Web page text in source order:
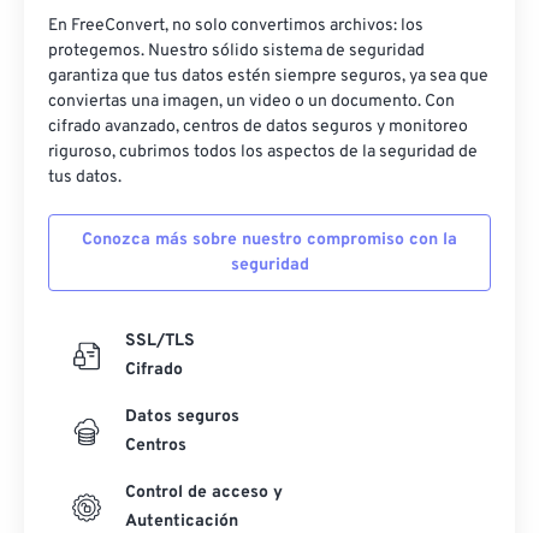
En FreeConvert, no solo convertimos archivos: los
protegemos. Nuestro sólido sistema de seguridad
garantiza que tus datos estén siempre seguros, ya sea que
conviertas una imagen, un video o un documento. Con
cifrado avanzado, centros de datos seguros y monitoreo
riguroso, cubrimos todos los aspectos de la seguridad de
tus datos.
Conozca más sobre nuestro compromiso con la
seguridad
SSL/TLS
Cifrado
Datos seguros
Centros
Control de acceso y
Autenticación